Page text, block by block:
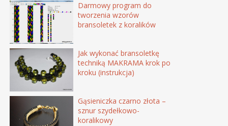
Darmowy program do
tworzenia wzorów
bransoletek z koralików
Jak wykonać bransoletkę
techniką MAKRAMA krok po
kroku (instrukcja)
Gąsieniczka czarno złota –
sznur szydełkowo-
koralikowy